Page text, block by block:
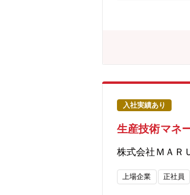
入社実績あり
生産技術マネ
株式会社ＭＡＲ
上場企業 正社員